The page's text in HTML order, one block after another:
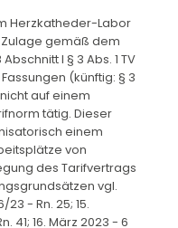
Herzkatheder-Labor
gemäß dem
I § 3 Abs. 1 TV
(künftig: § 3
auf einem
tätig. Dieser
einem
von
des Tarifvertrags
vgl.
23 - Rn. 25; 15.
41; 16. März 2023 - 6